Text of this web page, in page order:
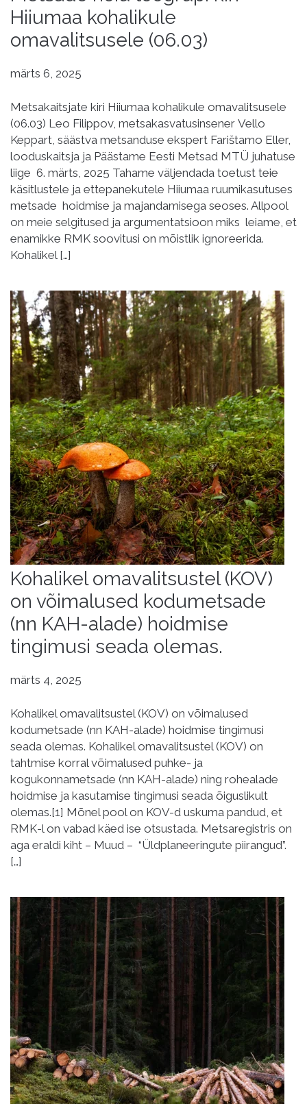
Hiiumaa kohalikule
omavalitsusele (06.03)
märts 6, 2025
Metsakaitsjate kiri Hiiumaa kohalikule omavalitsusele
(06.03) Leo Filippov, metsakasvatusinsener Vello
Keppart, säästva metsanduse ekspert Farištamo Eller,
looduskaitsja ja Päästame Eesti Metsad MTÜ juhatuse
liige 6. märts, 2025 Tahame väljendada toetust teie
käsitlustele ja ettepanekutele Hiiumaa ruumikasutuses
metsade hoidmise ja majandamisega seoses. Allpool
on meie selgitused ja argumentatsioon miks leiame, et
enamikke RMK soovitusi on mõistlik ignoreerida.
Kohalikel […]
Kohalikel omavalitsustel (KOV)
on võimalused kodumetsade
(nn KAH-alade) hoidmise
tingimusi seada olemas.
märts 4, 2025
Kohalikel omavalitsustel (KOV) on võimalused
kodumetsade (nn KAH-alade) hoidmise tingimusi
seada olemas. Kohalikel omavalitsustel (KOV) on
tahtmise korral võimalused puhke- ja
kogukonnametsade (nn KAH-alade) ning rohealade
hoidmise ja kasutamise tingimusi seada õiguslikult
olemas.[1] Mõnel pool on KOV-d uskuma pandud, et
RMK-l on vabad käed ise otsustada. Metsaregistris on
aga eraldi kiht – Muud – “Üldplaneeringute piirangud”.
[…]